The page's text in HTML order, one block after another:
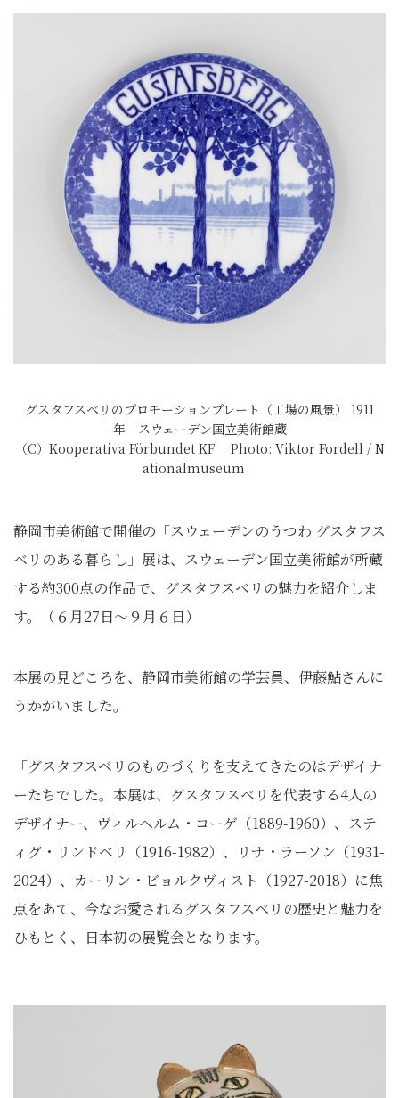
グスタフスベリのプロモーションプレート（工場の風景） 1911
年 スウェーデン国立美術館蔵
（C）Kooperativa Förbundet KF Photo: Viktor Fordell / N
ationalmuseum
静岡市美術館で開催の「スウェーデンのうつわ グスタフス
ベリのある暮らし」展は、スウェーデン国立美術館が所蔵
する約300点の作品で、グスタフスベリの魅力を紹介しま
す。（６月27日～９月６日）
本展の見どころを、静岡市美術館の学芸員、伊藤鮎さんに
うかがいました。
「グスタフスベリのものづくりを支えてきたのはデザイナ
ーたちでした。本展は、グスタフスベリを代表する4人の
デザイナー、ヴィルヘルム・コーゲ（1889-1960）、ステ
ィグ・リンドベリ（1916-1982）、リサ・ラーソン（1931-
2024）、カーリン・ビョルクヴィスト（1927-2018）に焦
点をあて、今なお愛されるグスタフスベリの歴史と魅力を
ひもとく、日本初の展覧会となります。